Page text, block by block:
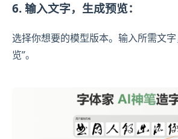
6. 输入文字，生成预览：
选择你想要的模型版本。输入所需文
览”。